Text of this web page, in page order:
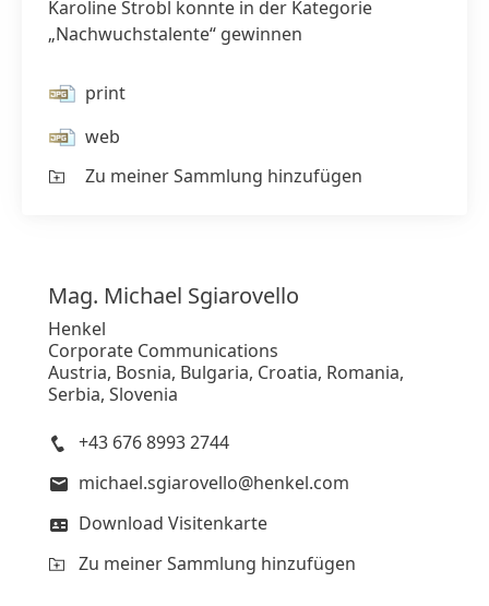
Karoline Strobl konnte in der Kategorie
„Nachwuchstalente“ gewinnen
print
web
Zu meiner Sammlung hinzufügen
Mag. Michael Sgiarovello
Henkel
Corporate Communications
Austria, Bosnia, Bulgaria, Croatia, Romania,
Serbia, Slovenia
+43 676 8993 2744
michael.sgiarovello@henkel.com
Download Visitenkarte
Zu meiner Sammlung hinzufügen